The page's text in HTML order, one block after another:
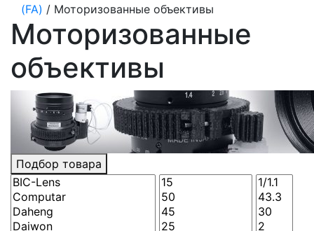
(FA) / Моторизованные объективы
Моторизованные
объективы
Подбор товара